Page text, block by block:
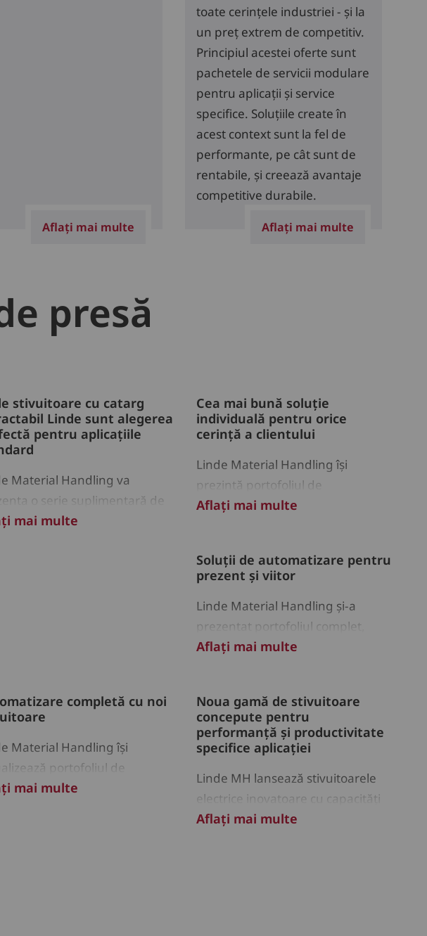
Aflați mai multe
toate cerințele industriei - și la
un preț extrem de competitiv.
Principiul acestei oferte sunt
pachetele de servicii modulare
pentru aplicații și service
specifice. Soluțiile create în
acest context sunt la fel de
performante, pe cât sunt de
rentabile, și creează avantaje
competitive durabile.
Aflați mai multe
presă
stivuitoare cu catarg
Linde sunt alegerea
pentru aplicațiile
Material Handling va
o serie suplimentară de
cu catarg retractabil
mai multe
Cea mai bună soluție
individuală pentru orice
cerință a clientului
Linde Material Handling își
prezintă portofoliul de
automatizare extins și soluțiile
Aflați mai multe
Soluții de automatizare pentru
prezent și viitor
Linde Material Handling și-a
prezentat portofoliul complet,
inclusiv produse noi, la Linde
Aflați mai multe
completă cu noi
Material Handling își
portofoliul de
poziționându-se ca
mai multe
Noua gamă de stivuitoare
concepute pentru
performanță și productivitate
specifice aplicației
Linde MH lansează stivuitoarele
electrice inovatoare cu capacități
de încărcare de până la 2,0 tone
Aflați mai multe